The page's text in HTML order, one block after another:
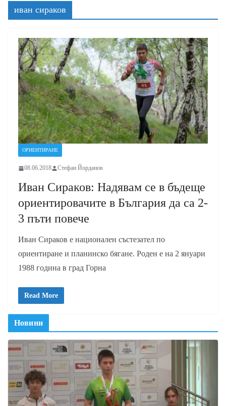
иван сираков
ОРИЕНТИРАНЕ
08.06.2018 Стефан Йорданов
Иван Сираков: Надявам се в бъдеще
ориентировачите в България да са 2-
3 пъти повече
Иван Сираков е национален състезател по
ориентиране и планинско бягане. Роден е на 2 януари
1988 година в град Горна
Read More
Новини